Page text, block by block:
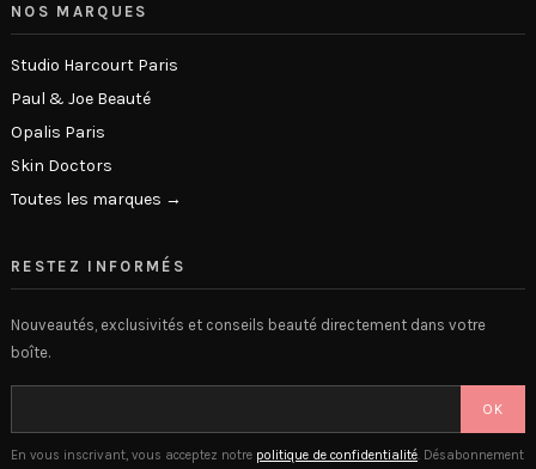
NOS MARQUES
Studio Harcourt Paris
Paul & Joe Beauté
Opalis Paris
Skin Doctors
Toutes les marques →
RESTEZ INFORMÉS
Nouveautés, exclusivités et conseils beauté directement dans votre
boîte.
OK
En vous inscrivant, vous acceptez notre politique de confidentialité. Désabonnement